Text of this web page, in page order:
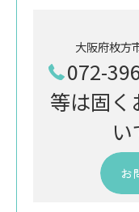
大阪府枚方
072-
等は固く
い
お